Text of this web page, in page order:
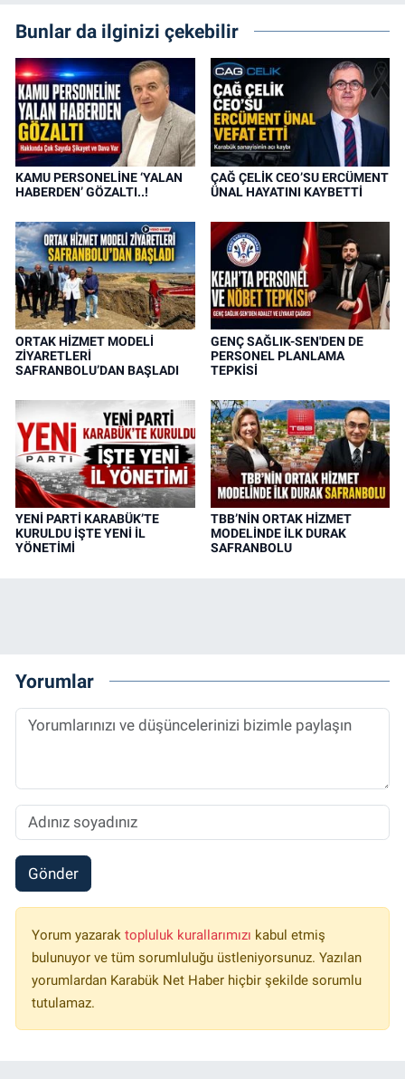
Bunlar da ilginizi çekebilir
KAMU PERSONELİNE ‘YALAN
HABERDEN’ GÖZALTI..!
ÇAĞ ÇELİK CEO’SU ERCÜMENT
ÜNAL HAYATINI KAYBETTİ
ORTAK HİZMET MODELİ
ZİYARETLERİ
SAFRANBOLU’DAN BAŞLADI
GENÇ SAĞLIK-SEN'DEN DE
PERSONEL PLANLAMA
TEPKİSİ
YENİ PARTİ KARABÜK’TE
KURULDU İŞTE YENİ İL
YÖNETİMİ
TBB’NİN ORTAK HİZMET
MODELİNDE İLK DURAK
SAFRANBOLU
Yorumlar
Gönder
Yorum yazarak topluluk kurallarımızı kabul etmiş
bulunuyor ve tüm sorumluluğu üstleniyorsunuz. Yazılan
yorumlardan Karabük Net Haber hiçbir şekilde sorumlu
tutulamaz.